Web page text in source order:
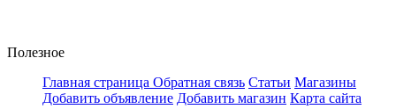
Полезное
Главная страница Обратная связь Статьи Магазины
Добавить объявление Добавить магазин Карта сайта